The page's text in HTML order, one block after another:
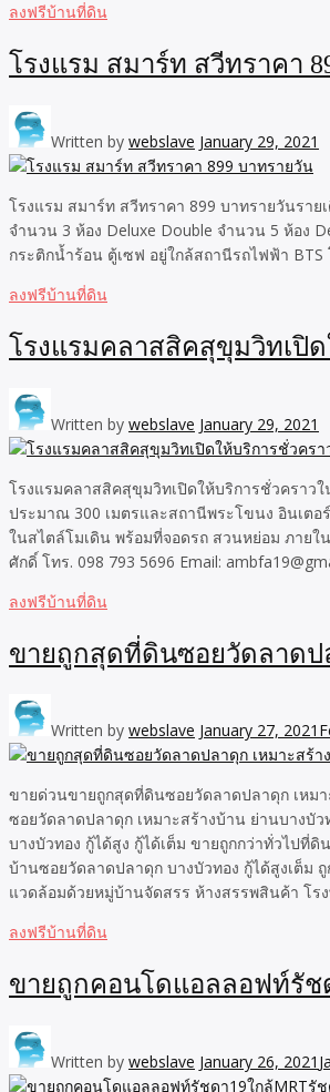
ลงฟรีบ้านที่ดิน
โรงแรม สมาร์ท สวีทราคา
Written by webslave January 29, 2021
โรงแรม สมาร์ท สวีทราคา 899 บาทรายวันรา
จำนวน 3 ห้อง Deluxe Double จำนวน 5 ห้อง
กระติกน้ำร้อน ตู้เซฟ อยู่ใกล้สถานีรถไฟฟ้า
ลงฟรีบ้านที่ดิน
โรงแรมคลาสสิคสุขุมวิทเปิ
Written by webslave January 29, 2021
โรงแรมคลาสสิคสุขุมวิทเปิดให้บริการชั่วคราว
ประมาณ 300 เมตรและสถานีพระโขนง อินเต
ในสไตล์โมเดิน พร้อมที่จอดรถ สวนหย่อม ภายใ
ศักดิ์ โทร. 098 793 5696 Email:
ลงฟรีบ้านที่ดิน
ขายถูกสุดที่ดินซอยวัดลาดป
Written by webslave January 27, 2021
ขายด่วนขายถูกสุดที่ดินซอยวัดลาดปลาดุก เหม
ซอยวัดลาดปลาดุก เหมาะสร้างบ้าน ย่านบางบั
บางบัวทอง กู้ได้สูง กู้ได้เต็ม ขายถูกกว่าทั่วไปที่
บ้านซอยวัดลาดปลาดุก บางบัวทอง กู้ได้สูงเต็ม
แวดล้อมด้วยหมู่บ้านจัดสรร ห้างสรรพสินค้า โร
ลงฟรีบ้านที่ดิน
ขายถูกคอนโดแอลลอฟท์รัชด
Written by webslave January 26, 2021